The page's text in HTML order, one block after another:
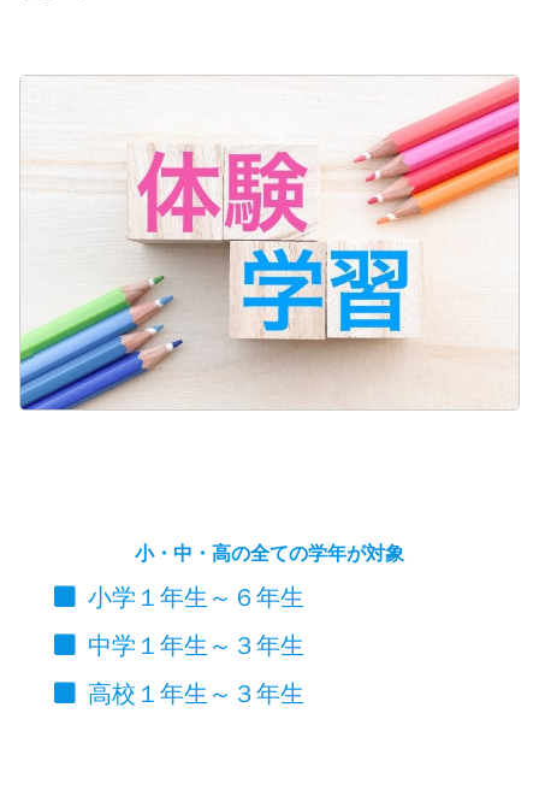
小・中・高の全ての学年が対象
小学１年生～６年生
中学１年生～３年生
高校１年生～３年生